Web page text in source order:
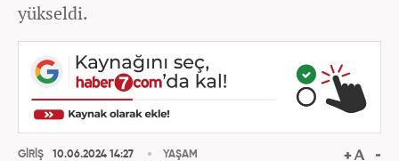
yükseldi.
GİRİŞ
10.06.2024 14:27
YAŞAM